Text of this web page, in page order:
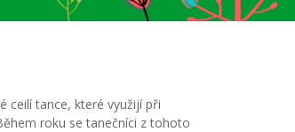
ceilí tance, které využijí při
roku se tanečníci z tohoto